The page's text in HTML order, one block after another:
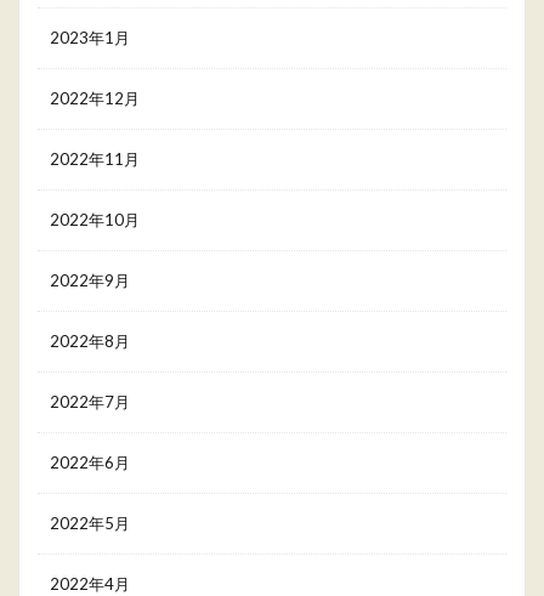
2023年1月
2022年12月
2022年11月
2022年10月
2022年9月
2022年8月
2022年7月
2022年6月
2022年5月
2022年4月